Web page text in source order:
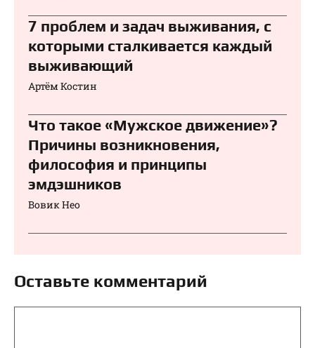
7 проблем и задач выживания, с
которыми сталкивается каждый
выживающий
Артём Костин
Что такое «Мужское движение»?
Причины возникновения,
философия и принципы
эмдэшников
Вовик Нео
Оставьте комментарий